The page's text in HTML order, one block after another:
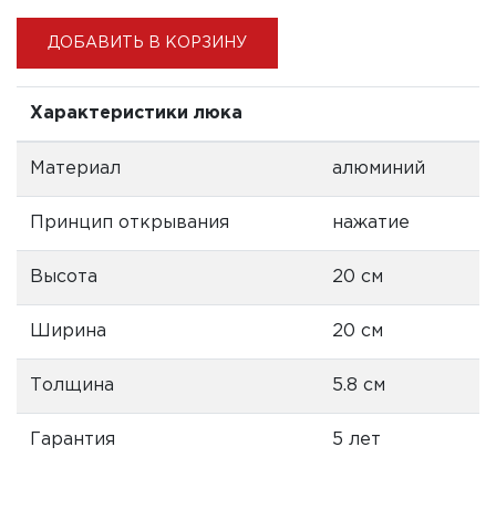
ДОБАВИТЬ В КОРЗИНУ
Характеристики люка
Материал алюминий
Принцип открывания нажатие
Высота 20 см
Ширина 20 см
Толщина 5.8 см
Гарантия 5 лет